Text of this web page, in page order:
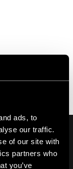
ads, to
our traffic.
of our site with
partners who
you’ve